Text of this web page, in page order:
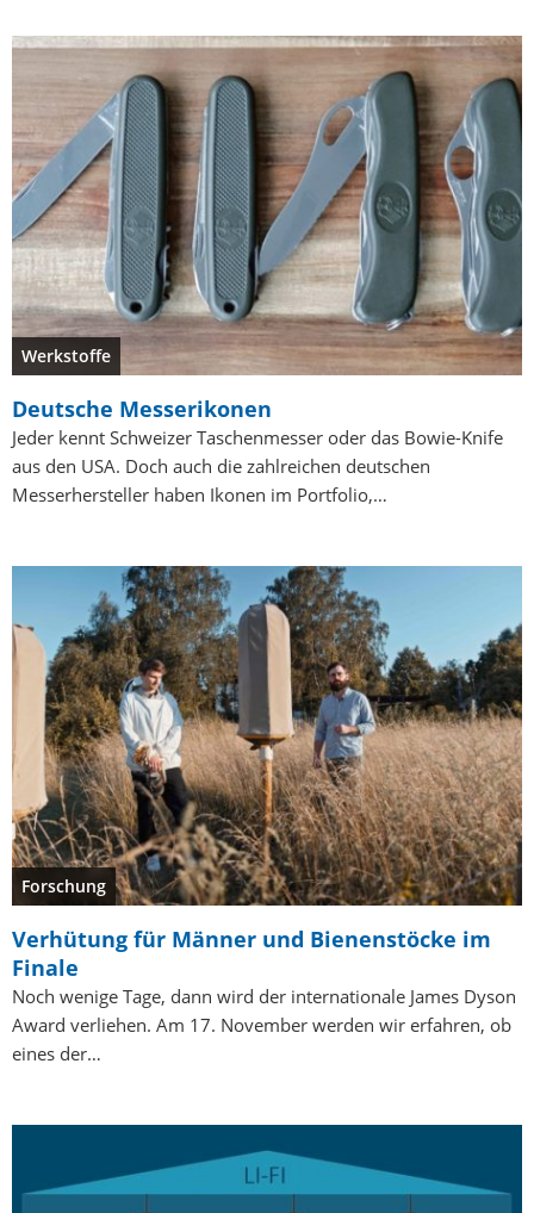
Werkstoffe
Deutsche Messerikonen
Jeder kennt Schweizer Taschenmesser oder das Bowie-Knife
aus den USA. Doch auch die zahlreichen deutschen
Messerhersteller haben Ikonen im Portfolio,…
Forschung
Verhütung für Männer und Bienenstöcke im
Finale
Noch wenige Tage, dann wird der internationale James Dyson
Award verliehen. Am 17. November werden wir erfahren, ob
eines der…